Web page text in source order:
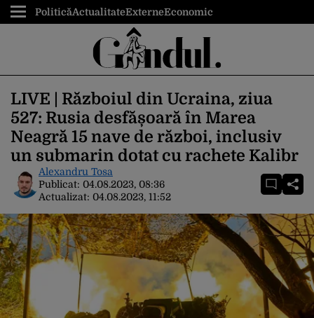
PoliticăActualitateExterneEconomic
LIVE | Războiul din Ucraina, ziua
527: Rusia desfășoară în Marea
Neagră 15 nave de război, inclusiv
un submarin dotat cu rachete Kalibr
Alexandru Tosa
Publicat: 04.08.2023, 08:36
Actualizat: 04.08.2023, 11:52